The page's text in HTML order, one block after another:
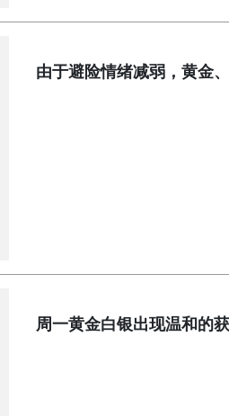
由于避险情绪减弱，黄金
周一黄金白银出现温和的